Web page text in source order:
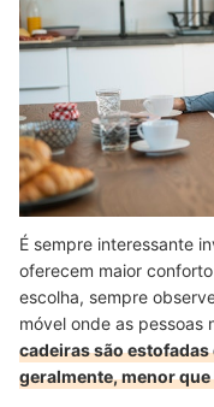
É sempre interessante
oferecem maior
escolha, sempre
móvel onde as pessoas
cadeiras são
geralmente, menor